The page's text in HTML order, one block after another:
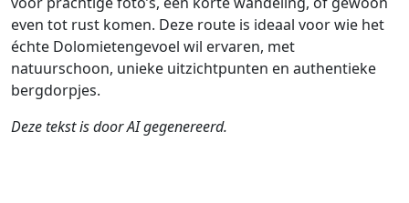
even tot rust komen. Deze route is ideaal voor wie het
échte Dolomietengevoel wil ervaren, met
natuurschoon, unieke uitzichtpunten en authentieke
bergdorpjes.
Deze tekst is door AI gegenereerd.